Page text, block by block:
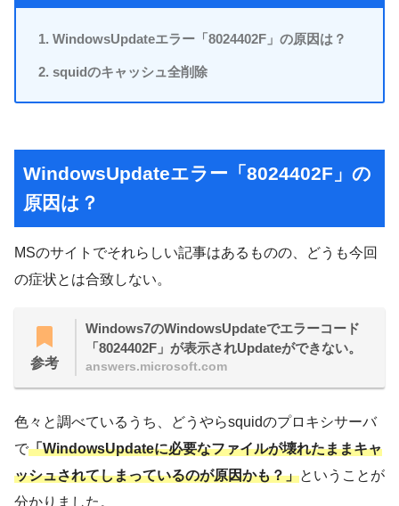
WindowsUpdateエラー「8024402F」の原因は？
squidのキャッシュ全削除
WindowsUpdateエラー「8024402F」の
原因は？
MSのサイトでそれらしい記事はあるものの、どうも今回
の症状とは合致しない。
参考
Windows7のWindowsUpdateでエラーコード
「8024402F」が表示されUpdateができない。
answers.microsoft.com
色々と調べているうち、どうやらsquidのプロキシサーバ
で「WindowsUpdateに必要なファイルが壊れたままキャ
ッシュされてしまっているのが原因かも？」ということが
分かりました。